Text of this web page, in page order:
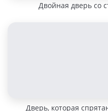
Двойная дверь со
Дверь, которая